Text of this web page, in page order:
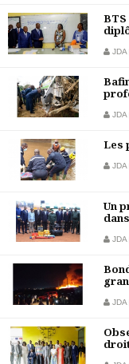
BTS
JDA
JDA
Les
JDA
Un
JDA
JDA